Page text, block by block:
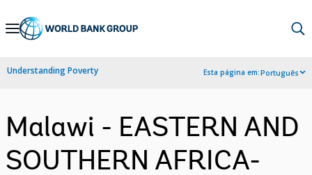
Skip
Navigation
Understanding Poverty Esta página em:Português
Malawi - EASTERN AND
SOUTHERN AFRICA-